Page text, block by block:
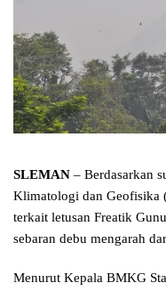
SLEMAN – Berdasarkan
Klimatologi dan Geofisika
terkait letusan Freatik
sebaran debu mengarah
Menurut Kepala BMKG